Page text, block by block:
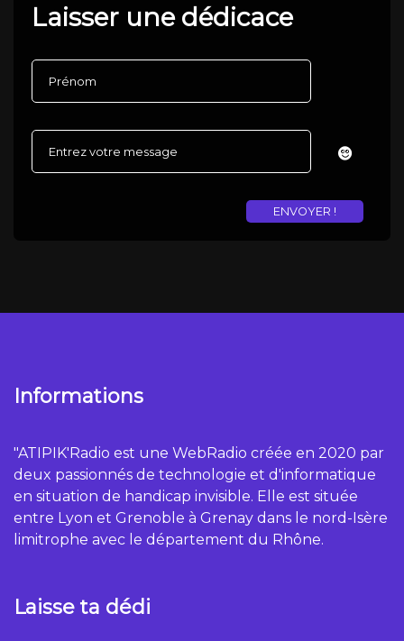
Laisser une dédicace
Informations
"ATIPIK'Radio est une WebRadio créée en 2020 par
deux passionnés de technologie et d'informatique
en situation de handicap invisible. Elle est située
entre Lyon et Grenoble à Grenay dans le nord-Isère
limitrophe avec le département du Rhône.
Laisse ta dédi